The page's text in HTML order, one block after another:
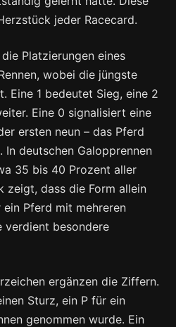
jeder Racecard.
Platzierungen eines
wobei die jüngste
Eine 1 bedeutet Sieg, eine 2
Eine 0 signalisiert eine
ersten neun – das Pferd
In deutschen Galopprennen
35 bis 40 Prozent aller
zeigt, dass die Form allein
Pferd mit mehreren
verdient besondere
ergänzen die Ziffern.
Sturz, ein P für ein
genommen wurde. Ein